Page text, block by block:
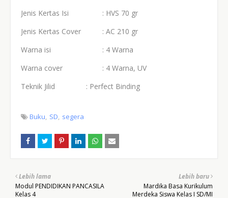
Jenis Kertas Isi
: HVS 70 gr
Jenis Kertas Cover
: AC 210 gr
Warna isi
: 4 Warna
Warna cover
: 4 Warna, UV
Teknik Jilid
: Perfect Binding
Buku SD segera
Lebih baru
Mardika Basa Kurikulum
Merdeka Siswa Kelas I SD/MI
Lebih lama
Modul PENDIDIKAN PANCASILA
Kelas 4